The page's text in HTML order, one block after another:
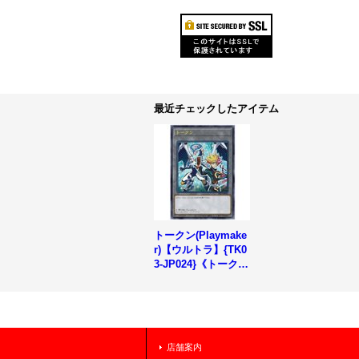
最近チェックしたアイテム
トークン(Playmake
r)【ウルトラ】{TK0
3-JP024}《トーク
店舗案内